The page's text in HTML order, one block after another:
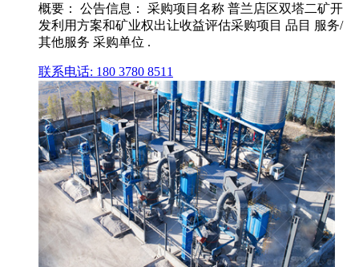
概要： 公告信息： 采购项目名称 普兰店区双塔二矿开
发利用方案和矿业权出让收益评估采购项目 品目 服务/
其他服务 采购单位 .
联系电话: 180 3780 8511